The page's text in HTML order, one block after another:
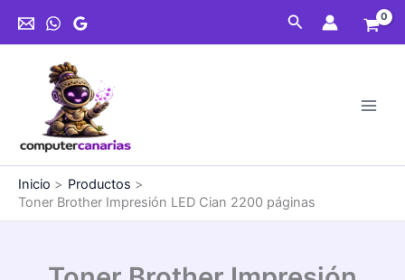
Buscar
Inicio
Productos
Toner Brother Impresión LED Cian 2200 páginas
LED
Cian
páginas
cantidad